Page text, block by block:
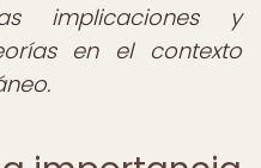
implicaciones y
en el contexto